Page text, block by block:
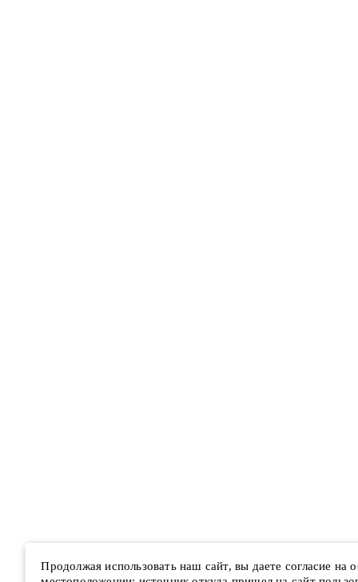
Продолжая использовать наш сайт, вы даете согласие на